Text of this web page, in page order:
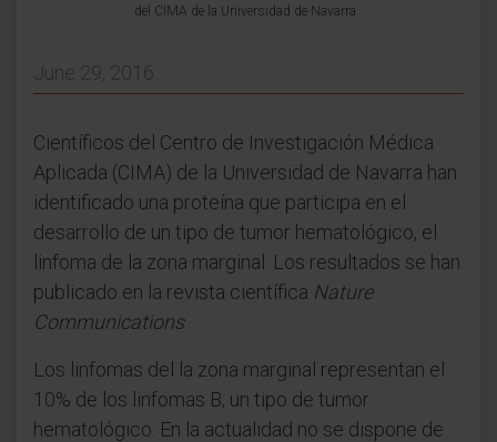
del CIMA de la Universidad de Navarra.
June 29, 2016
Científicos del Centro de Investigación Médica
Aplicada (CIMA) de la Universidad de Navarra han
identificado una proteína que participa en el
desarrollo de un tipo de tumor hematológico, el
linfoma de la zona marginal. Los resultados se han
publicado en la revista científica Nature
Communications.
Los linfomas del la zona marginal representan el
10% de los linfomas B, un tipo de tumor
hematológico. En la actualidad no se dispone de